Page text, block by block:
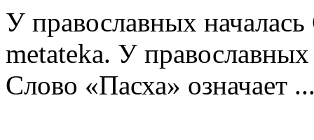
У православных
metateka. У православных
Слово «Пасха» означает